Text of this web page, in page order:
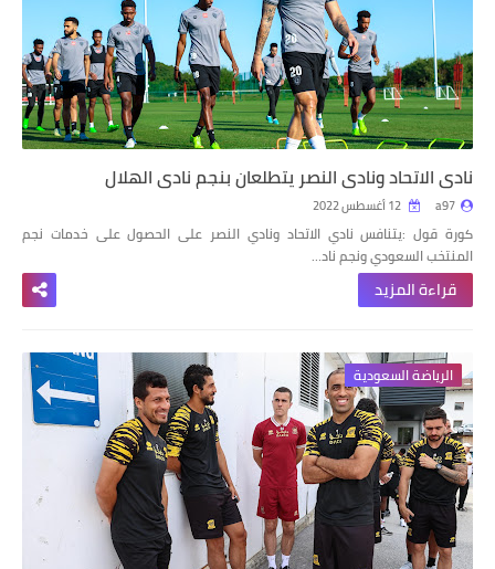
نادي الاتحاد ونادي النصر يتطلعان بنجم نادي الهلال
a97
كورة قول :يتنافس نادي الاتحاد ونادي النصر على الحصول على خدمات نجم
المنتخب السعودي ونجم ناد…
قراءة المزيد
الرياضة السعودية